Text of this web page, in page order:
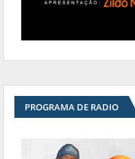
PROGRAMA DE RADIO